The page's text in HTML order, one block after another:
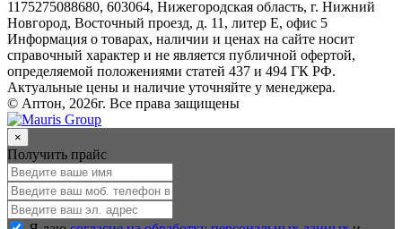
1175275088680, 603064, Нижегородская область, г. Нижний
Новгород, Восточный проезд, д. 11, литер Е, офис 5
Информация о товарах, наличии и ценах на сайте носит
справочный характер и не является публичной офертой,
определяемой положениями статей 437 и 494 ГК РФ.
Актуальные цены и наличие уточняйте у менеджера.
© Аптон, 2026г. Все права защищены
×
Получить прайс